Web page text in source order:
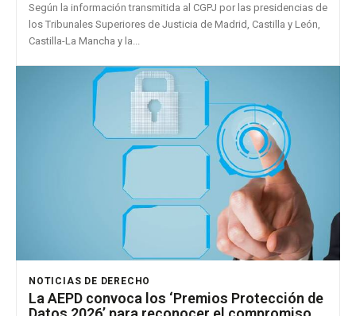
Según la información transmitida al CGPJ por las presidencias de
los Tribunales Superiores de Justicia de Madrid, Castilla y León,
Castilla-La Mancha y la...
NOTICIAS DE DERECHO
La AEPD convoca los ‘Premios Protección de